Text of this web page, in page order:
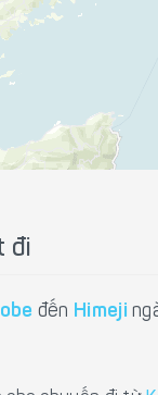
đi
đến Himeji